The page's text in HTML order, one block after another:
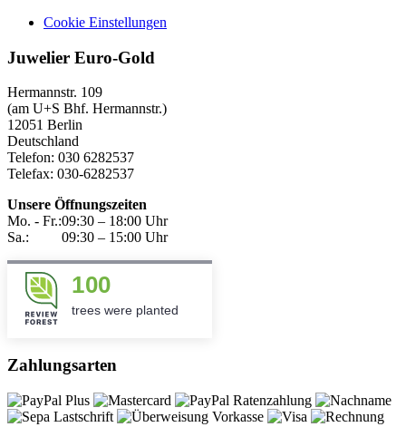
Cookie Einstellungen
Juwelier Euro-Gold
Hermannstr. 109
(am U+S Bhf. Hermannstr.)
12051 Berlin
Deutschland
Telefon: 030 6282537
Telefax: 030-6282537
Unsere Öffnungszeiten
Mo. - Fr.:09:30 – 18:00 Uhr
Sa.:
09:30 – 15:00 Uhr
100
trees were planted
Zahlungsarten